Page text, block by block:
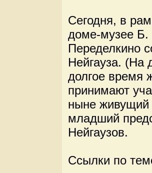
Сегодня, в
доме-музее Б.
Переделкино
Нейгауза. (На
долгое время
принимают
ныне живущий
младший
Нейгаузов.
Ссылки по